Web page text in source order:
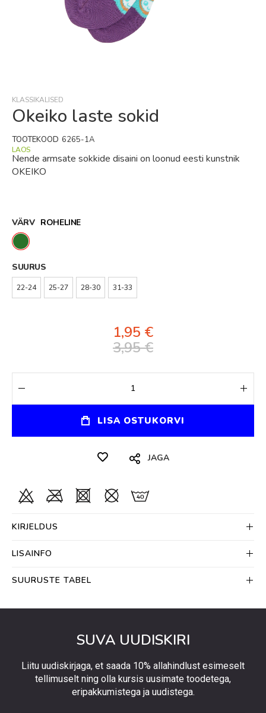
of
the
gallery
KLASSIKALISED
Okeiko laste sokid
Nende armsate sokkide disaini on loonud eesti kunstnik
OKEIKO
LAOS
TOOTEKOOD 6265-1A
VÄRV ROHELINE
SUURUS
22-24 25-27 28-30 31-33
1,95 €
3,95 €
LISA OSTUKORVI
JAGA
KIRJELDUS
LISAINFO
SUURUSTE TABEL
SUVA UUDISKIRI
Liitu uudiskirjaga, et saada 10% allahindlust esimeselt
tellimuselt ning olla kursis uusimate toodetega,
eripakkumistega ja uudistega.